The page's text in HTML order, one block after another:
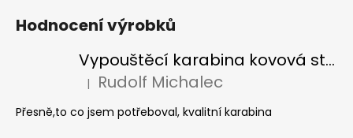
Hodnocení výrobků
Vypouštěcí karabina kovová stříbrná
Hodnocení produktu je 5 z 5 hvězdiček.
| Rudolf Michalec
Přesně,to co jsem potřeboval, kvalitní karabina